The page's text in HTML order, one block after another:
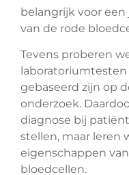
belangrijk voor
van de rode
Tevens proberen
gebaseerd zijn op
onderzoek.
diagnose bij
stellen, maar leren
eigenschappen
bloedcellen.